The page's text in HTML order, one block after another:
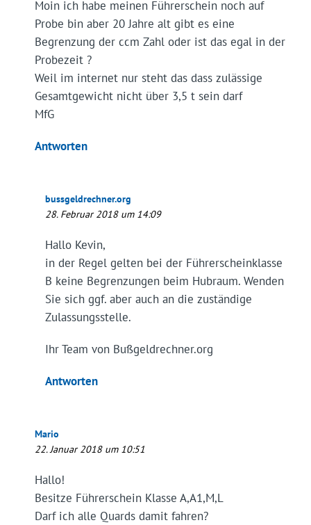
Moin ich habe meinen Führerschein noch auf
Probe bin aber 20 Jahre alt gibt es eine
Begrenzung der ccm Zahl oder ist das egal in der
Probezeit ?
Weil im internet nur steht das dass zulässige
Gesamtgewicht nicht über 3,5 t sein darf
MfG
Antworten
bussgeldrechner.org
28. Februar 2018 um 14:09
Hallo Kevin,
in der Regel gelten bei der Führerscheinklasse
B keine Begrenzungen beim Hubraum. Wenden
Sie sich ggf. aber auch an die zuständige
Zulassungsstelle.
Ihr Team von Bußgeldrechner.org
Antworten
Mario
22. Januar 2018 um 10:51
Hallo!
Besitze Führerschein Klasse A,A1,M,L
Darf ich alle Quards damit fahren?